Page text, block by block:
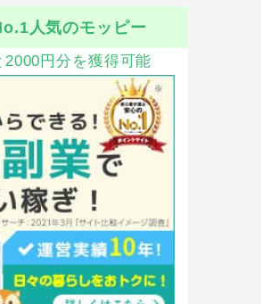
人気のモッピー
円分を獲得可能